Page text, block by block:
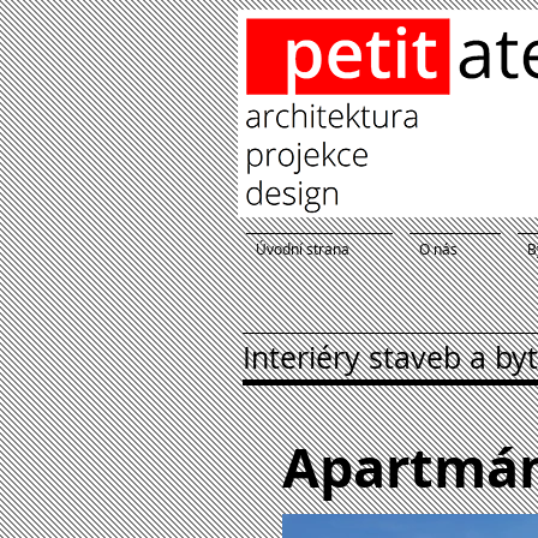
Úvodní strana O nás
Interiéry staveb a